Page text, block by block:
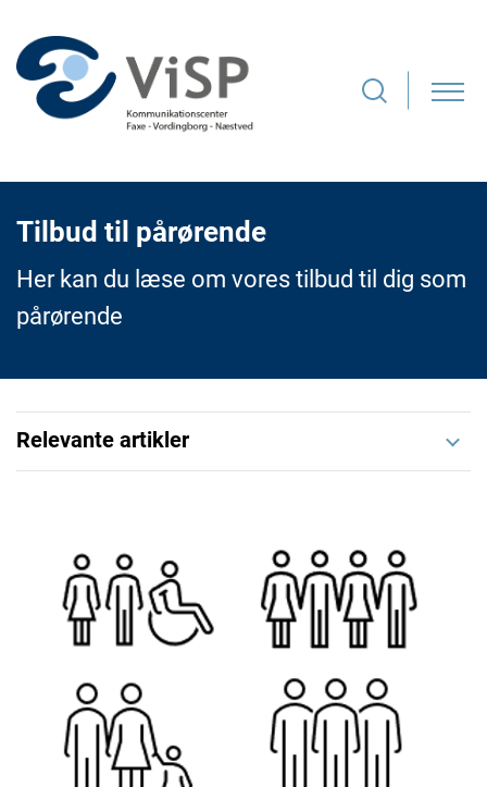
Tilbud til pårørende
Her kan du læse om vores tilbud til dig som
pårørende
Relevante artikler